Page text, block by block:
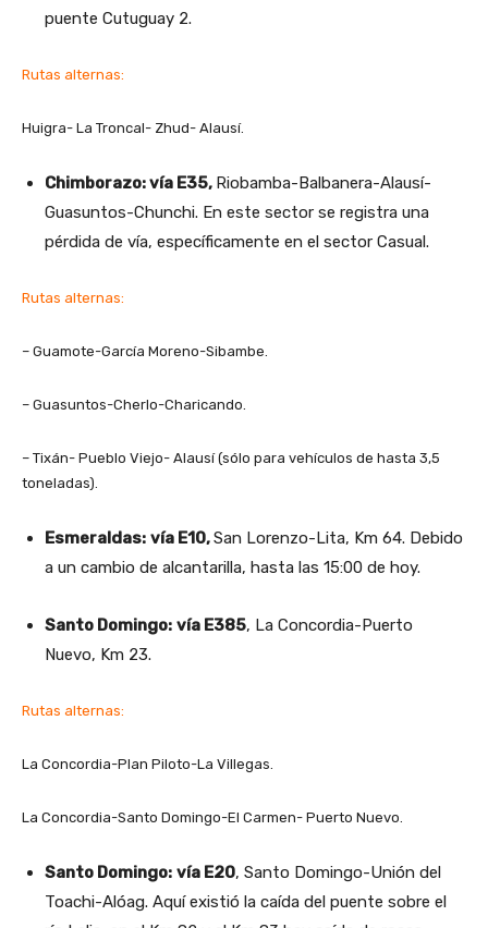
puente Cutuguay 2.
Rutas alternas:
Huigra- La Troncal- Zhud- Alausí.
Chimborazo: vía E35, Riobamba-Balbanera-Alausí-
Guasuntos-Chunchi. En este sector se registra una
pérdida de vía, específicamente en el sector Casual.
Rutas alternas:
– Guamote-García Moreno-Sibambe.
– Guasuntos-Cherlo-Charicando.
– Tixán- Pueblo Viejo- Alausí (sólo para vehículos de hasta 3,5
toneladas).
Esmeraldas: vía E10,San Lorenzo-Lita, Km 64. Debido
a un cambio de alcantarilla, hasta las 15:00 de hoy.
Santo Domingo: vía E385, La Concordia-Puerto
Nuevo, Km 23.
Rutas alternas:
La Concordia-Plan Piloto-La Villegas.
La Concordia-Santo Domingo-El Carmen- Puerto Nuevo.
Santo Domingo: vía E20, Santo Domingo-Unión del
Toachi-Alóag. Aquí existió la caída del puente sobre el